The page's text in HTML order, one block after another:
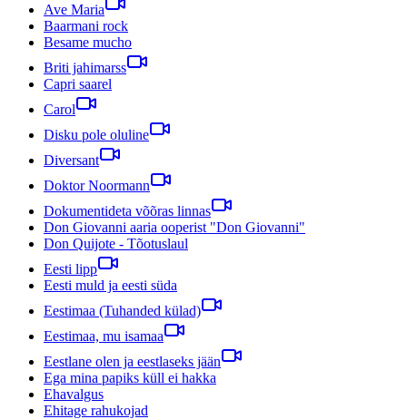
Ave Maria
Baarmani rock
Besame mucho
Briti jahimarss
Capri saarel
Carol
Disku pole oluline
Diversant
Doktor Noormann
Dokumentideta võõras linnas
Don Giovanni aaria ooperist "Don Giovanni"
Don Quijote - Tõotuslaul
Eesti lipp
Eesti muld ja eesti süda
Eestimaa (Tuhanded külad)
Eestimaa, mu isamaa
Eestlane olen ja eestlaseks jään
Ega mina papiks küll ei hakka
Ehavalgus
Ehitage rahukojad